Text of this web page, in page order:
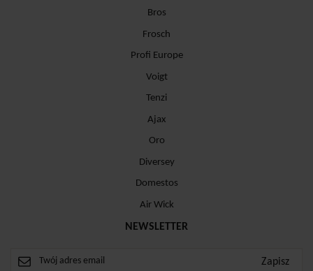
Bros
Frosch
Profi Europe
Voigt
Tenzi
Ajax
Oro
Diversey
Domestos
Air Wick
NEWSLETTER